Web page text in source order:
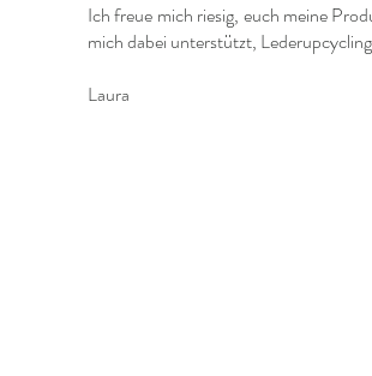
Ich freue mich riesig, euch meine
mich dabei unterstützt,
Laura